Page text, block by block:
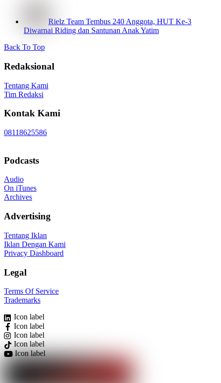
Rielz Team Tembus 240 Anggota, HUT Ke-3
Diwarnai Riding dan Santunan Anak Yatim
Back To Top
Redaksional
Tentang Kami
Tim Redaksi
Kontak Kami
08118625586
Podcasts
Audio
On iTunes
Archives
Advertising
Tentang Iklan
Iklan Dengan Kami
Privacy Dashboard
Legal
Terms Of Service
Trademarks
Icon label
Icon label
Icon label
Icon label
Icon label